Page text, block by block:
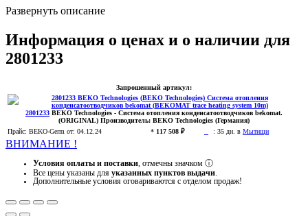
Развернуть описание
Информация о ценах и о наличии для
2801233
Запрошенный артикул:
2801233 BEKO Technologies - Система отопления конденсатоотводчиков bekomat.
(ORIGINAL) Производитель: BEKO Technologies (Германия)
Прайс: BEKO-Germ от: 04.12.24 * 117 508 ₽ : 35 дн. в Мытищи
ВНИМАНИЕ !
Условия оплаты и поставки , отмечны значком ⓘ
Все цены указаны для указанных пунктов выдачи
Дополнительные условия оговариваются с отделом продаж!